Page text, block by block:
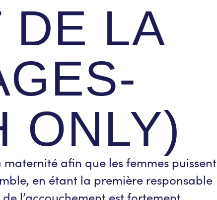
DE LA
ONLY)
afin que les femmes puissent
en étant la première responsable